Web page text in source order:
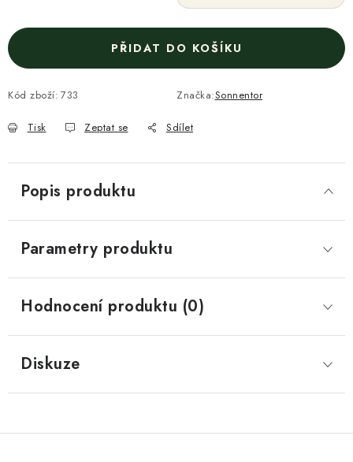
PŘIDAT DO KOŠÍKU
Kód zboží: 733 Značka:Sonnentor
Tisk Zeptat se Sdílet
Popis produktu
Parametry produktu
Hodnocení produktu (0)
Diskuze